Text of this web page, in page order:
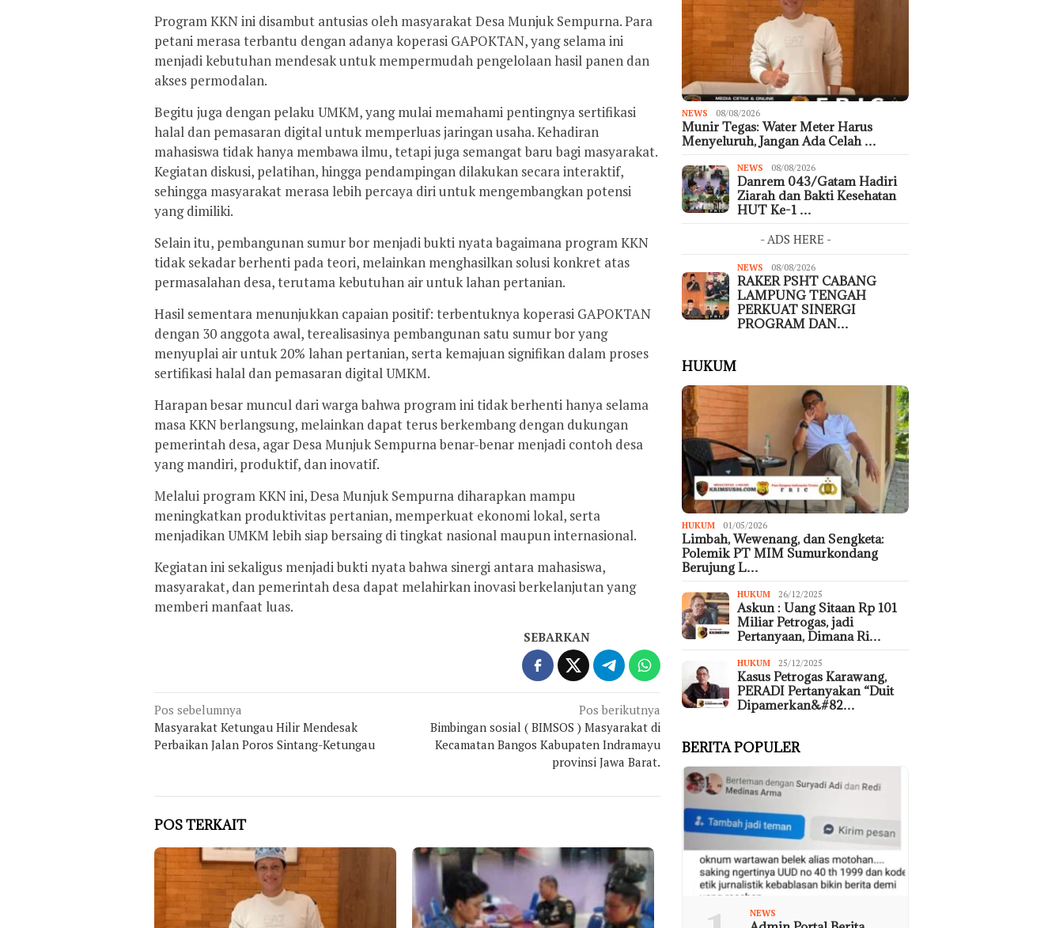
Program KKN ini disambut antusias oleh masyarakat Desa Munjuk Sempurna. Para
petani merasa terbantu dengan adanya koperasi GAPOKTAN, yang selama ini
menjadi kebutuhan mendesak untuk mempermudah pengelolaan hasil panen dan
akses permodalan.
Begitu juga dengan pelaku UMKM, yang mulai memahami pentingnya sertifikasi
halal dan pemasaran digital untuk memperluas jaringan usaha. Kehadiran
mahasiswa tidak hanya membawa ilmu, tetapi juga semangat baru bagi masyarakat.
Kegiatan diskusi, pelatihan, hingga pendampingan dilakukan secara interaktif,
sehingga masyarakat merasa lebih percaya diri untuk mengembangkan potensi
yang dimiliki.
Selain itu, pembangunan sumur bor menjadi bukti nyata bagaimana program KKN
tidak sekadar berhenti pada teori, melainkan menghasilkan solusi konkret atas
permasalahan desa, terutama kebutuhan air untuk lahan pertanian.
Hasil sementara menunjukkan capaian positif: terbentuknya koperasi GAPOKTAN
dengan 30 anggota awal, terealisasinya pembangunan satu sumur bor yang
menyuplai air untuk 20% lahan pertanian, serta kemajuan signifikan dalam proses
sertifikasi halal dan pemasaran digital UMKM.
Harapan besar muncul dari warga bahwa program ini tidak berhenti hanya selama
masa KKN berlangsung, melainkan dapat terus berkembang dengan dukungan
pemerintah desa, agar Desa Munjuk Sempurna benar-benar menjadi contoh desa
yang mandiri, produktif, dan inovatif.
Melalui program KKN ini, Desa Munjuk Sempurna diharapkan mampu
meningkatkan produktivitas pertanian, memperkuat ekonomi lokal, serta
menjadikan UMKM lebih siap bersaing di tingkat nasional maupun internasional.
Kegiatan ini sekaligus menjadi bukti nyata bahwa sinergi antara mahasiswa,
masyarakat, dan pemerintah desa dapat melahirkan inovasi berkelanjutan yang
memberi manfaat luas.
SEBARKAN
Navigasi
pos
Pos sebelumnya
Masyarakat Ketungau Hilir Mendesak
Perbaikan Jalan Poros Sintang-Ketungau
Pos berikutnya
Bimbingan sosial ( BIMSOS ) Masyarakat di
Kecamatan Bangos Kabupaten Indramayu
provinsi Jawa Barat.
POS TERKAIT
NEWS 08/08/2026
Munir Tegas: Water Meter Harus
Menyeluruh, Jangan Ada Celah …
NEWS 08/08/2026
Danrem 043/Gatam Hadiri
Ziarah dan Bakti Kesehatan
HUT Ke-1 …
- ADS HERE -
NEWS 08/08/2026
RAKER PSHT CABANG
LAMPUNG TENGAH
PERKUAT SINERGI
PROGRAM DAN…
HUKUM
HUKUM 01/05/2026
Limbah, Wewenang, dan Sengketa:
Polemik PT MIM Sumurkondang
Berujung L…
HUKUM 26/12/2025
Askun : Uang Sitaan Rp 101
Miliar Petrogas, jadi
Pertanyaan, Dimana Ri…
HUKUM 25/12/2025
Kasus Petrogas Karawang,
PERADI Pertanyakan “Duit
Dipamerkan&#82…
BERITA POPULER
NEWS